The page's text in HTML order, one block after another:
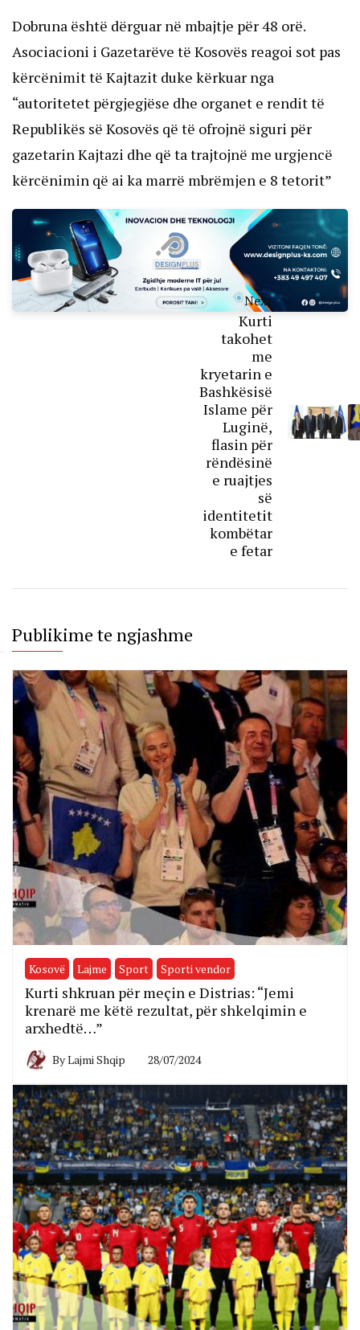
Dobruna është dërguar në mbajtje për 48 orë.
Asociacioni i Gazetarëve të Kosovës reagoi sot pas
kërcënimit të Kajtazit duke kërkuar nga
“autoritetet përgjegjëse dhe organet e rendit të
Republikës së Kosovës që të ofrojnë siguri për
gazetarin Kajtazi dhe që ta trajtojnë me urgjencë
kërcënimin që ai ka marrë mbrëmjen e 8 tetorit”
Next
Kurti
takohet
me
kryetarin e
Bashkësisë
Islame për
Luginë,
flasin për
rëndësinë
e ruajtjes
së
identitetit
kombëtar
e fetar
Publikime te ngjashme
Kosovë Lajme Sport Sporti vendor
Kurti shkruan për meçin e Distrias: “Jemi
krenarë me këtë rezultat, për shkelqimin e
arxhedtë…”
ByLajmi Shqip 28/07/2024